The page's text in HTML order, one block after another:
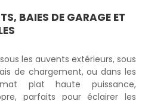
BAIES DE GARAGE ET
les auvents extérieurs, sous
de chargement, ou dans les
plat haute puissance,
parfaits pour éclairer les